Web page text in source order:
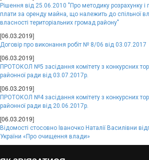
Рішення від 25.06.2010 "Про методику розрахунку і
плати за оренду майна, що належить до спільної
власності територіальних громад району"
[06.03.2019]
Договір про виконання робіт № 8/06 від 03.07.2017
[06.03.2019]
ПРОТОКОЛ №5 засідання комітету з конкурсних
районної ради від 03.07.2017р.
[06.03.2019]
ПРОТОКОЛ №4 засідання комітету з конкурсних
районної ради від 20.06.2017р.
[06.03.2019]
Відомості стосовно Іваночко Наталії Василівни
України «Про очищення влади»